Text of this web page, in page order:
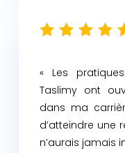
« Les
Taslimy ont
dans ma
d’atteindre une
n’aurais jamais